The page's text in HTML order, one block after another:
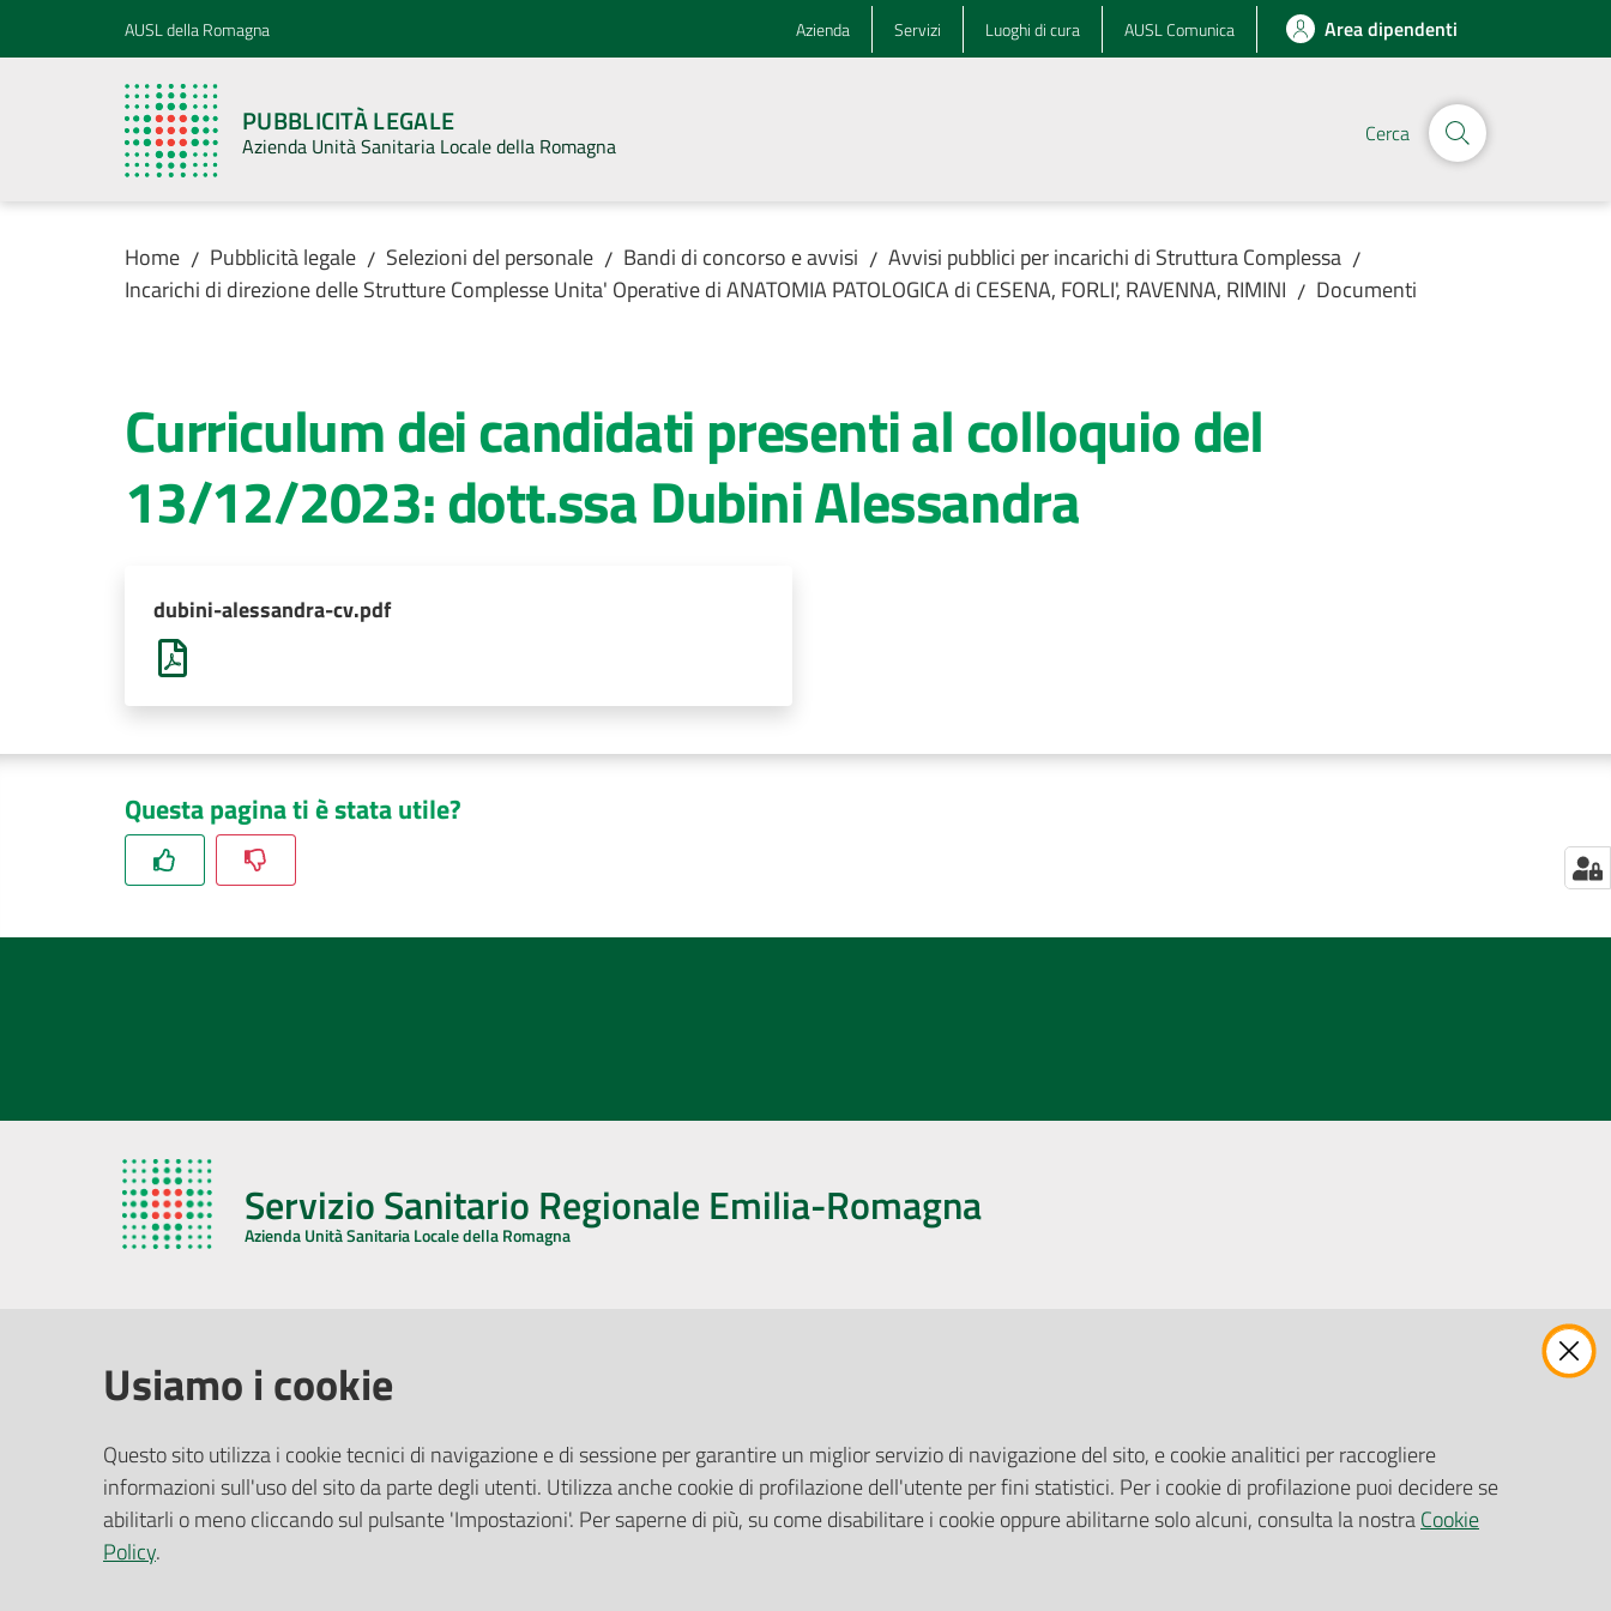
Vai al contenuto
Vai alla navigazioneAUSL della Romagna Azienda Servizi Luoghi di cura AUSL Comunica Area dipendenti
PUBBLICITÀ LEGALE
Azienda Unità Sanitaria Locale della Romagna Cerca
Home / Pubblicità legale / Selezioni del personale / Bandi di concorso e avvisi / Avvisi pubblici per incarichi di Struttura Complessa /
Incarichi di direzione delle Strutture Complesse Unita' Operative di ANATOMIA PATOLOGICA di CESENA, FORLI', RAVENNA, RIMINI / Documenti
Curriculum dei candidati presenti al colloquio del
13/12/2023: dott.ssa Dubini Alessandra
dubini-alessandra-cv.pdf
Questa pagina ti è stata utile?
Servizio Sanitario Regionale Emilia-Romagna
Azienda Unità Sanitaria Locale della Romagna
Via De Gasperi, 8 - 48121 Ravenna (RA)
CF/P.IVA:02483810392
PEC:
azienda@pec.auslromagna.it
Ufficio Relazioni con il Pubblico
Riferimenti per la Stampa
Pubblicità legale
Albo Pretorio
Privacy Policy
Attuazione Misure PNRR
Gare e Appalti
Richiesta Patrocinio
Usiamo i cookie
Questo sito utilizza i cookie tecnici di navigazione e di sessione per garantire un miglior servizio di navigazione del sito, e cookie analitici per raccogliere
informazioni sull'uso del sito da parte degli utenti. Utilizza anche cookie di profilazione dell'utente per fini statistici. Per i cookie di profilazione puoi decidere se
abilitarli o meno cliccando sul pulsante 'Impostazioni'. Per saperne di più, su come disabilitare i cookie oppure abilitarne solo alcuni, consulta la nostraCookie
Policy.